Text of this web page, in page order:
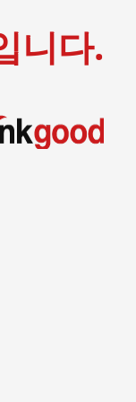
니다.